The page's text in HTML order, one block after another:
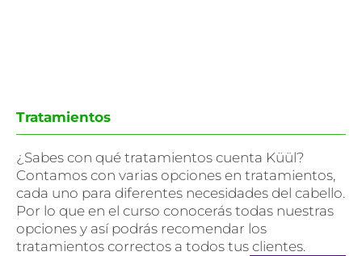
Tratamientos
¿Sabes con qué tratamientos cuenta Küül?
Contamos con varias opciones en tratamientos,
cada uno para diferentes necesidades del cabello.
Por lo que en el curso conocerás todas nuestras
opciones y así podrás recomendar los
tratamientos correctos a todos tus clientes.